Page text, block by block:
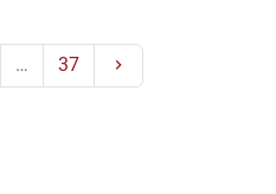
… 37 keyboard_arrow_right